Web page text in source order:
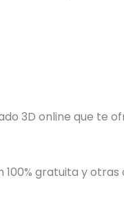
3D online que te
gratuita y